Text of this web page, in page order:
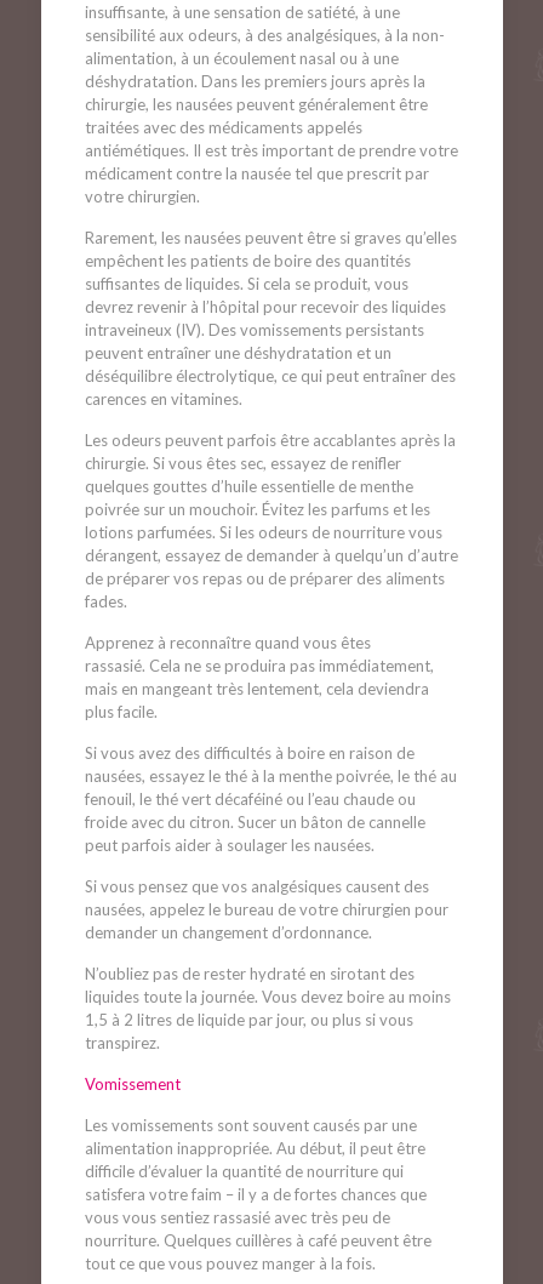
insuffisante, à une sensation de satiété, à une
sensibilité aux odeurs, à des analgésiques, à la non-
alimentation, à un écoulement nasal ou à une
déshydratation. Dans les premiers jours après la
chirurgie, les nausées peuvent généralement être
traitées avec des médicaments appelés
antiémétiques. Il est très important de prendre votre
médicament contre la nausée tel que prescrit par
votre chirurgien.
Rarement, les nausées peuvent être si graves qu’elles
empêchent les patients de boire des quantités
suffisantes de liquides. Si cela se produit, vous
devrez revenir à l’hôpital pour recevoir des liquides
intraveineux (IV). Des vomissements persistants
peuvent entraîner une déshydratation et un
déséquilibre électrolytique, ce qui peut entraîner des
carences en vitamines.
Les odeurs peuvent parfois être accablantes après la
chirurgie. Si vous êtes sec, essayez de renifler
quelques gouttes d’huile essentielle de menthe
poivrée sur un mouchoir. Évitez les parfums et les
lotions parfumées. Si les odeurs de nourriture vous
dérangent, essayez de demander à quelqu’un d’autre
de préparer vos repas ou de préparer des aliments
fades.
Apprenez à reconnaître quand vous êtes
rassasié. Cela ne se produira pas immédiatement,
mais en mangeant très lentement, cela deviendra
plus facile.
Si vous avez des difficultés à boire en raison de
nausées, essayez le thé à la menthe poivrée, le thé au
fenouil, le thé vert décaféiné ou l’eau chaude ou
froide avec du citron. Sucer un bâton de cannelle
peut parfois aider à soulager les nausées.
Si vous pensez que vos analgésiques causent des
nausées, appelez le bureau de votre chirurgien pour
demander un changement d’ordonnance.
N’oubliez pas de rester hydraté en sirotant des
liquides toute la journée. Vous devez boire au moins
1,5 à 2 litres de liquide par jour, ou plus si vous
transpirez.
Vomissement
Les vomissements sont souvent causés par une
alimentation inappropriée. Au début, il peut être
difficile d’évaluer la quantité de nourriture qui
satisfera votre faim – il y a de fortes chances que
vous vous sentiez rassasié avec très peu de
nourriture. Quelques cuillères à café peuvent être
tout ce que vous pouvez manger à la fois.